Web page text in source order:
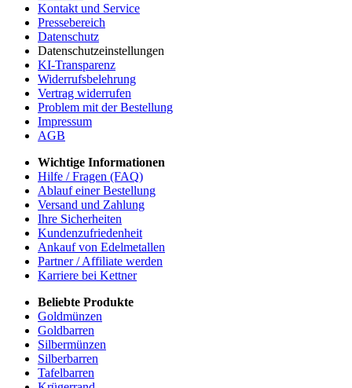
Kontakt und Service
Pressebereich
Datenschutz
Datenschutzeinstellungen
KI-Transparenz
Widerrufsbelehrung
Vertrag widerrufen
Problem mit der Bestellung
Impressum
AGB
Wichtige Informationen
Hilfe / Fragen (FAQ)
Ablauf einer Bestellung
Versand und Zahlung
Ihre Sicherheiten
Kundenzufriedenheit
Ankauf von Edelmetallen
Partner / Affiliate werden
Karriere bei Kettner
Beliebte Produkte
Goldmünzen
Goldbarren
Silbermünzen
Silberbarren
Tafelbarren